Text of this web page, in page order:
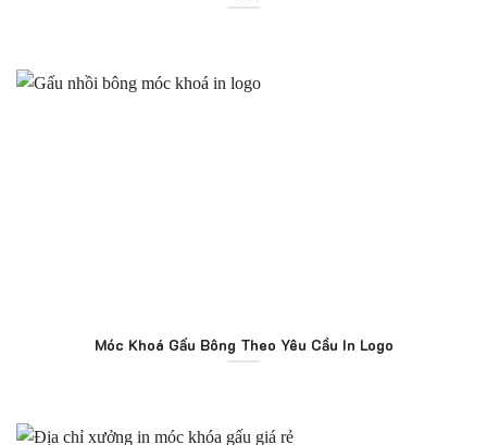
Móc Khoá Gấu Bông Theo Yêu Cầu In Logo